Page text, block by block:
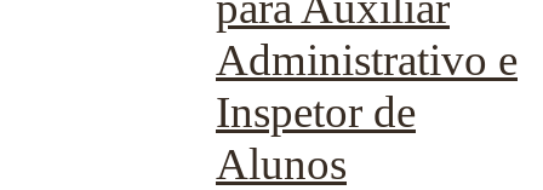
Administrativo e
Inspetor de
Alunos